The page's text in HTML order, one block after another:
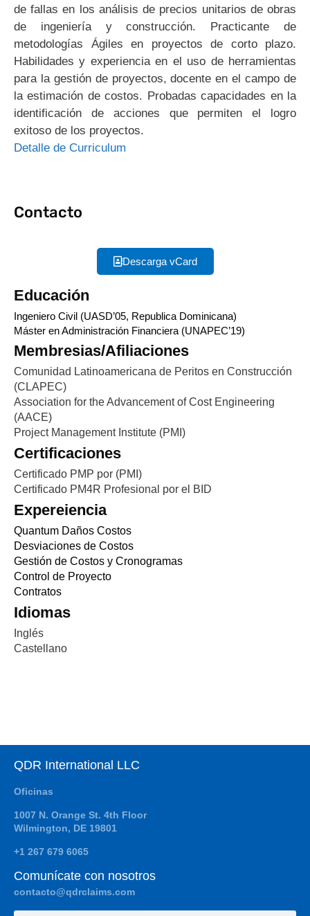
de fallas en los análisis de precios unitarios de obras
de ingeniería y construcción. Practicante de
metodologías Ágiles en proyectos de corto plazo.
Habilidades y experiencia en el uso de herramientas
para la gestión de proyectos, docente en el campo de
la estimación de costos. Probadas capacidades en la
identificación de acciones que permiten el logro
exitoso de los proyectos.
Detalle de Curriculum
Contacto
Descarga vCard
Educación
Ingeniero Civil (UASD’05, Republica Dominicana)
Máster en Administración Financiera (UNAPEC’19)
Membresias/Afiliaciones
Comunidad Latinoamericana de Peritos en Construcción
(CLAPEC)
Association for the Advancement of Cost Engineering
(AACE)
Project Management Institute (PMI)
Certificaciones
Certificado PMP por (PMI)
Certificado PM4R Profesional por el BID
Expereiencia
Quantum Daños Costos
Desviaciones de Costos
Gestión de Costos y Cronogramas
Control de Proyecto
Contratos
Idiomas
Inglés
Castellano
QDR International LLC
Oficinas
1007 N. Orange St. 4th Floor
Wilmington, DE 19801
+1 267 679 6065
Comunícate con nosotros
contacto@qdrclaims.com